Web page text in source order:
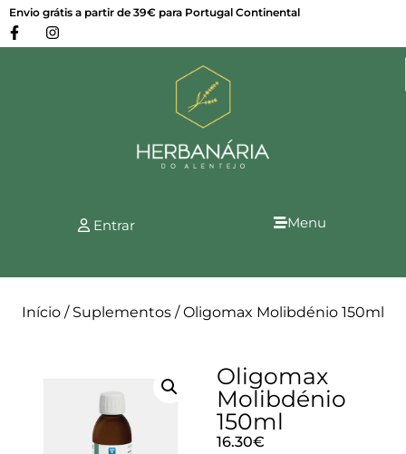
Envio grátis a partir de 39€ para Portugal Continental
Entrar Menu
Início / Suplementos / Oligomax Molibdénio 150ml
Oligomax
Molibdénio
150ml
16.30€